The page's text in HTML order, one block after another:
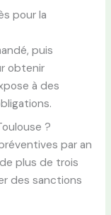
pour la
puis
obtenir
à des
?
par an
plus de trois
des sanctions